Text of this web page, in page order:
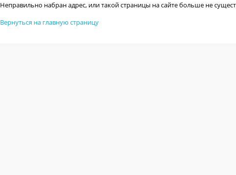
Неправильно набран адрес, или такой страницы на сайте больше не
Вернуться на главную страницу